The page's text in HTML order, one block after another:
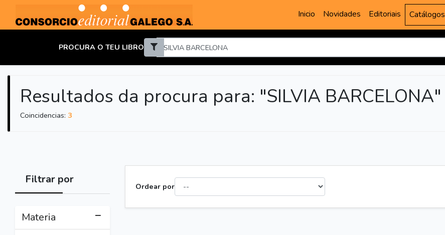
Inicio Novidades Editoriais Catálogos
PROCURA O TEU LIBRO
Resultados da procura para: "SILVIA BARCELONA"
Coincidencias: 3
Filtrar por
Materia
Ordear por